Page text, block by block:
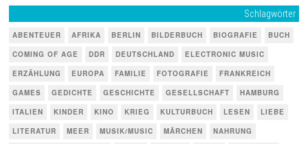
Schlagwörter
ABENTEUER AFRIKA BERLIN BILDERBUCH BIOGRAFIE
BUCH
COMING OF AGE
DDR DEUTSCHLAND
ELECTRONIC MUSIC
ERZÄHLUNG
EUROPA FAMILIE FOTOGRAFIE
FRANKREICH
GAMES
GEDICHTE GESCHICHTE GESELLSCHAFT
HAMBURG
ITALIEN
KINDER KINO KRIEG KULTURBUCH LESEN
LIEBE
LITERATUR
MEER MUSIK/MUSIC MÄRCHEN
NAHRUNG